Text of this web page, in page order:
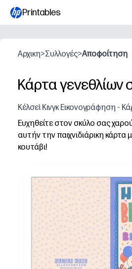
Printables
Αρχικη>Συλλογές>Αποφοίτηση
Κάρτα γενεθλίων
Κέλσεϊ Κινγκ Εικονογράφηση -
Ευχηθείτε στον σκύλο σας
αυτήν την παιχνιδιάρικη κάρτα
κουτάβι!
Τα τολμηρά, χαρούμενα έργα
Εύκολη εκτύπωση στο σπίτι
Το κενό εσωτερικό σας